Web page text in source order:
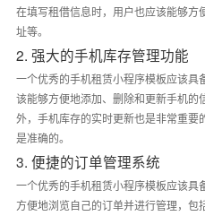
在填写租借信息时，用户也应该能够
址等。
2. 强大的手机库存管理功能
一个优秀的手机租赁小程序模板应该
该能够方便地添加、删除和更新手机
外，手机库存的实时更新也是非常重要
是准确的。
3. 便捷的订单管理系统
一个优秀的手机租赁小程序模板应该
方便地浏览自己的订单并进行管理，